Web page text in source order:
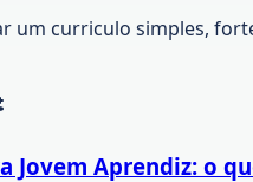
um curriculo simples,
Jovem Aprendiz: o